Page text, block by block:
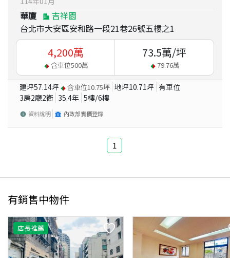
華廈
吉祥園
台北市大安區安和路一段21巷26號五樓之1
4,200萬
含車位500萬
73.5萬/坪
79.76萬
建坪57.14坪 含車位10.75坪 地坪10.71坪 有車位
3房2廳2衛 35.4年 5樓/6樓
資料說明 內政部實價登錄
1
有銷售中物件
店長推薦